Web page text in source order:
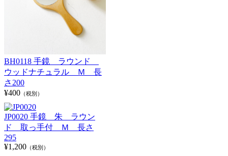
BH0118 手鏡 ラウンド
ウッドナチュラル Ｍ 長
さ200
¥400 （税別）
JP0020 手鏡 朱 ラウン
ド 取っ手付 Ｍ 長さ
295
¥1,200 （税別）